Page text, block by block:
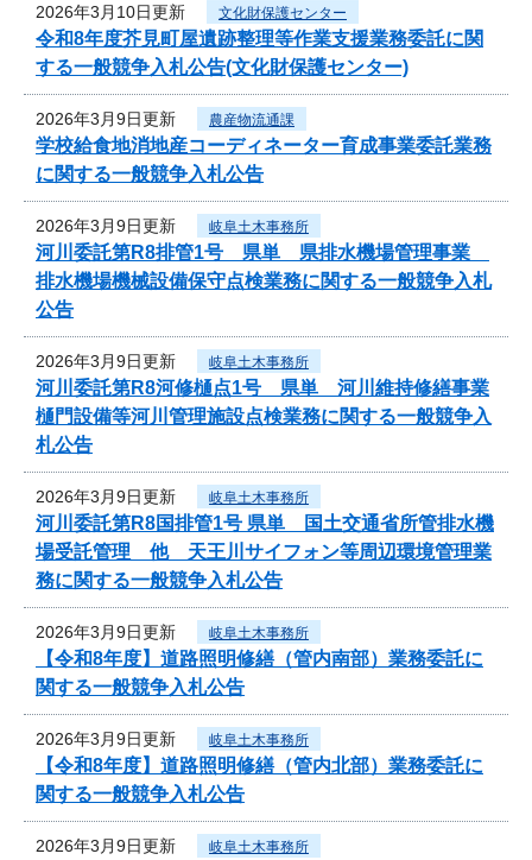
2026年3月10日更新 文化財保護センター
令和8年度芥見町屋遺跡整理等作業支援業務委託に関
する一般競争入札公告(文化財保護センター)
2026年3月9日更新 農産物流通課
学校給食地消地産コーディネーター育成事業委託業務
に関する一般競争入札公告
2026年3月9日更新 岐阜土木事務所
河川委託第R8排管1号 県単 県排水機場管理事業
排水機場機械設備保守点検業務に関する一般競争入札
公告
2026年3月9日更新 岐阜土木事務所
河川委託第R8河修樋点1号 県単 河川維持修繕事業
樋門設備等河川管理施設点検業務に関する一般競争入
札公告
2026年3月9日更新 岐阜土木事務所
河川委託第R8国排管1号 県単 国土交通省所管排水機
場受託管理 他 天王川サイフォン等周辺環境管理業
務に関する一般競争入札公告
2026年3月9日更新 岐阜土木事務所
【令和8年度】道路照明修繕（管内南部）業務委託に
関する一般競争入札公告
2026年3月9日更新 岐阜土木事務所
【令和8年度】道路照明修繕（管内北部）業務委託に
関する一般競争入札公告
2026年3月9日更新 岐阜土木事務所